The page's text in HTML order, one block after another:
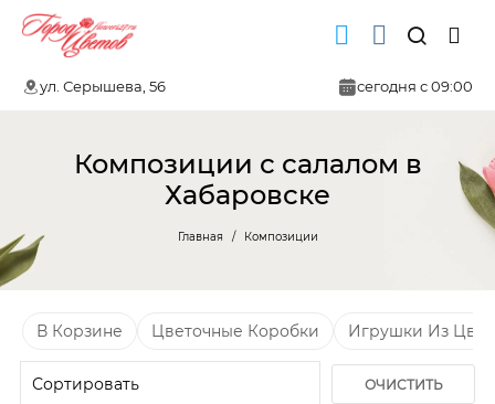
ул. Серышева, 56 сегодня с 09:00
Композиции с салалом в
Хабаровске
Главная Композиции
В Корзине Цветочные Коробки Игрушки Из
ОЧИСТИТЬ